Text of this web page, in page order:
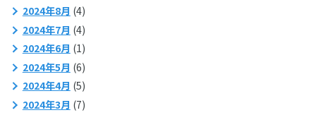
2024年8月 (4)
2024年7月 (4)
2024年6月 (1)
2024年5月 (6)
2024年4月 (5)
2024年3月 (7)